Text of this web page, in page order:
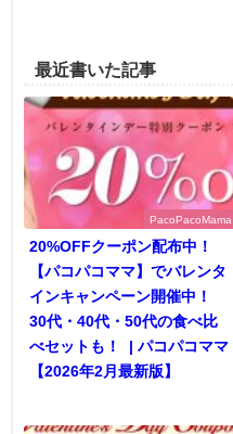
最近書いた記事
PacoPacoMama
20%OFFクーポン配布中！
【パコパコママ】でバレンタ
インキャンペーン開催中！
30代・40代・50代の食べ比
べセットも！ | パコパコママ
【2026年2月最新版】